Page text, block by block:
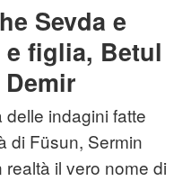
Sevda e
figlia, Betul
indagini fatte
di Füsun, Sermin
il vero nome di